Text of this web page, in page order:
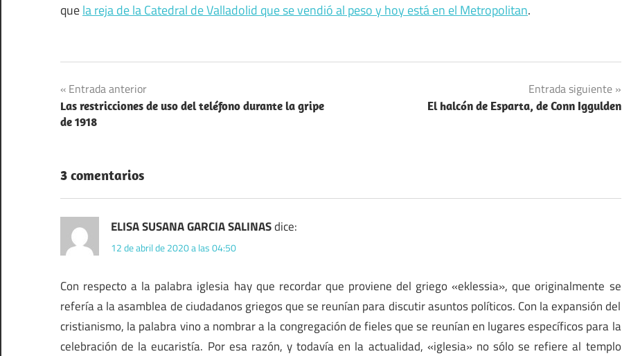
quela reja de la Catedral de Valladolid que se vendió al peso y hoy está en el Metropolitan.
Religión
Navegación
de
Entrada anterior
Las restricciones de uso del teléfono durante la gripe
de 1918
Entrada siguiente
El halcón de Esparta, de Conn Iggulden
3 comentarios
ELISA SUSANA GARCIA SALINASdice:
12 de abril de 2020 a las 04:50
Con respecto a la palabra iglesia hay que recordar que proviene del griego «eklessia», que originalmente se
refería a la asamblea de ciudadanos griegos que se reunían para discutir asuntos políticos. Con la expansión del
cristianismo, la palabra vino a nombrar a la congregación de fieles que se reunían en lugares específicos para la
celebración de la eucaristía. Por esa razón, y todavía en la actualidad, «iglesia» no sólo se refiere al templo